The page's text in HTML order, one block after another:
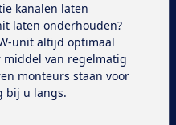
kanalen laten
laten onderhouden?
unit altijd optimaal
van regelmatig
monteurs staan voor
bij u langs.